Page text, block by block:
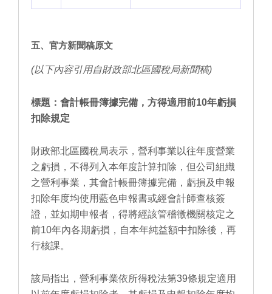
五、官方新聞稿原文
(以下內容引用自財政部北區國稅局新聞稿)
標題：會計帳冊簿據完備，方得適用前10年虧損
扣除規定
財政部北區國稅局表示，營利事業以往年度營業
之虧損，不得列入本年度計算扣除，但公司組織
之營利事業，其會計帳冊簿據完備，虧損及申報
扣除年度均使用藍色申報書或經會計師查核簽
證，並如期申報者，得將經該管稽徵機關核定之
前10年內各期虧損，自本年純益額中扣除後，再
行核課。
該局指出，營利事業依所得稅法第39條規定適用